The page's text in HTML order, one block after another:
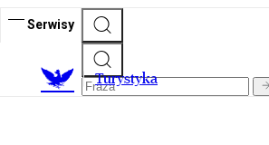
Serwisy
Turystyka